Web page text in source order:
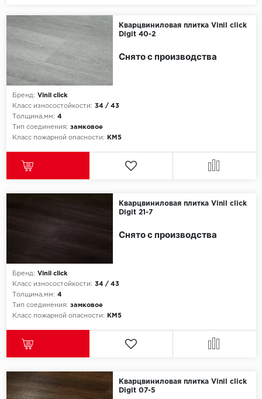
Damy Floor
Floor Click
Кварцвиниловая плитка Vinil click
Digit 40-2
Бренд: Vinil click
Класс износостойкости: 34 / 43
Толщина,мм: 4
Тип соединения: замковое
Класс пожарной опасности:
КМ5
Снято с производства
Кварцвиниловая плитка Vinil click
Digit 21-7
Бренд: Vinil click
Класс износостойкости: 34 / 43
Толщина,мм: 4
Тип соединения: замковое
Класс пожарной опасности:
КМ5
Снято с производства
Кварцвиниловая плитка Vinil click
Digit 07-5